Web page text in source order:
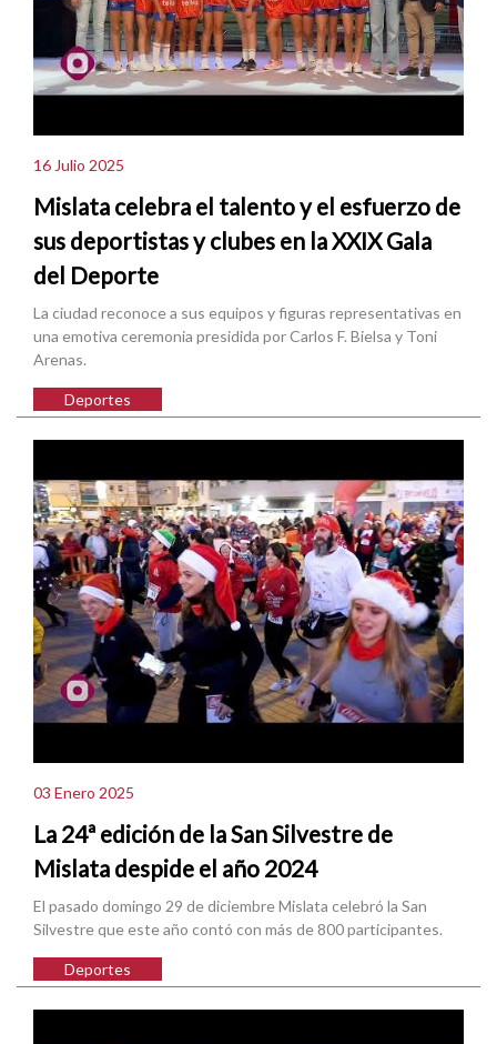
16 Julio 2025
Mislata celebra el talento y el esfuerzo de
sus deportistas y clubes en la XXIX Gala
del Deporte
La ciudad reconoce a sus equipos y figuras representativas en
una emotiva ceremonia presidida por Carlos F. Bielsa y Toni
Arenas.
Deportes
03 Enero 2025
La 24ª edición de la San Silvestre de
Mislata despide el año 2024
El pasado domingo 29 de diciembre Mislata celebró la San
Silvestre que este año contó con más de 800 participantes.
Deportes